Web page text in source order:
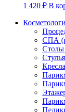
1 420 ₽ В
СПА
Столы